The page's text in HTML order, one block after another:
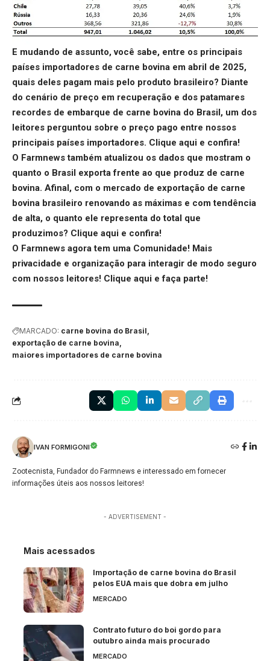
E mudando de assunto, você sabe, entre os principais
países importadores de carne bovina em abril de 2025,
quais deles pagam mais pelo produto brasileiro? Diante
do cenário de preço em recuperação e dos patamares
recordes de embarque de carne bovina do Brasil, um dos
leitores perguntou sobre o preço pago entre nossos
principais países importadores. Clique aqui e confira!
O Farmnews também atualizou os dados que mostram o
quanto o Brasil exporta frente ao que produz de carne
bovina. Afinal, com o mercado de exportação de carne
bovina brasileiro renovando as máximas e com tendência
de alta, o quanto ele representa do total que
produzimos? Clique aqui e confira!
O Farmnews agora tem uma Comunidade! Mais
privacidade e organização para interagir de modo seguro
com nossos leitores! Clique aqui e faça parte!
MARCADO: carne bovina do Brasil
exportação de carne bovina
maiores importadores de carne bovina
IVAN FORMIGONI
Zootecnista, Fundador do Farmnews e interessado em fornecer
informações úteis aos nossos leitores!
- ADVERTISEMENT -
Mais acessados
Importação de carne bovina do Brasil
pelos EUA mais que dobra em julho
MERCADO
Contrato futuro do boi gordo para
outubro ainda mais procurado
MERCADO